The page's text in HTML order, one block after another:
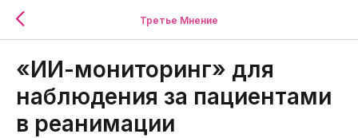
Третье Мнение
«ИИ-мониторинг» для
наблюдения за пациентами
в реанимации